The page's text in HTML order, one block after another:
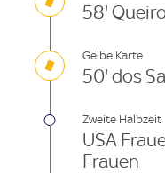
58'
Gelbe Karte
50' dos
Zweite Halbzeit
USA
Frauen